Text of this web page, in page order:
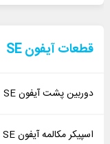
قطعات آیفون SE
دوربین پشت آیفون SE
اسپیکر مکالمه آیفون SE